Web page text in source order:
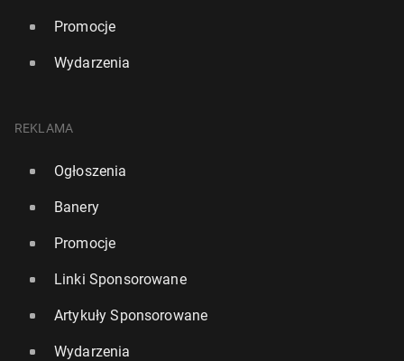
Promocje
Wydarzenia
REKLAMA
Ogłoszenia
Banery
Promocje
Linki Sponsorowane
Artykuły Sponsorowane
Wydarzenia